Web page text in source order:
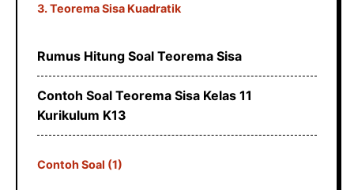
3. Teorema Sisa Kuadratik
Rumus Hitung Soal Teorema Sisa
Contoh Soal Teorema Sisa Kelas 11
Kurikulum K13
Contoh Soal (1)